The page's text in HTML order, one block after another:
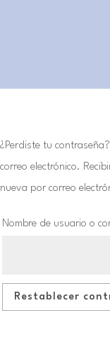
¿Perdiste tu
correo electrónico.
nueva por correo
Nombre de usuario o
Restablecer